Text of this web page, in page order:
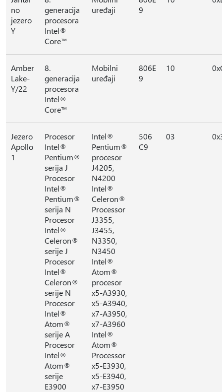
no
jezero
Y
generacija
procesora
Intel®
Core™
uređaji
9
Amber
Lake-
Y/22
8.
generacija
procesora
Intel®
Core™
Mobilni
uređaji
806E
9
10
Jezero
Apollo
1
Procesor
Intel®
Pentium®
serija J
Procesor
Intel®
Pentium®
serija N
Procesor
Intel®
Celeron®
serije J
Procesor
Intel®
Celeron®
serije N
Procesor
Intel®
Atom®
serije A
Procesor
Intel®
Atom®
serije
E3900
Intel®
Pentium®
procesor
J4205,
N4200
Intel®
Celeron®
Processor
J3355,
J3455,
N3350,
N3450
Intel®
Atom®
procesor
x5-A3930,
x5-A3940,
x7-A3950,
x7-A3960
Intel®
Atom®
Processor
x5-E3930,
x5-E3940,
x7-E3950
506
C9
03